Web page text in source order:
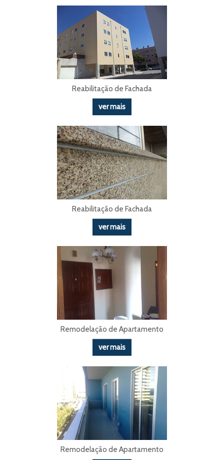
Reabilitação de Fachada
ver mais
Reabilitação de Fachada
ver mais
Remodelação de Apartamento
ver mais
Remodelação de Apartamento